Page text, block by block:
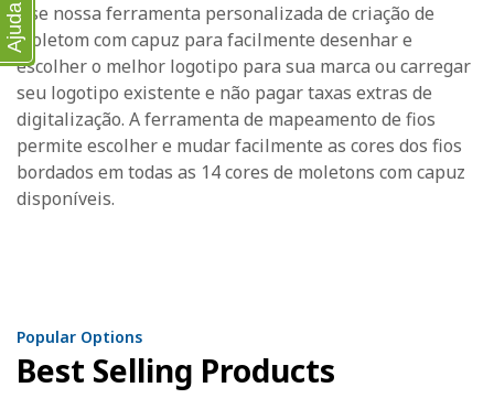
Use nossa ferramenta personalizada de criação de
moletom com capuz para facilmente desenhar e
escolher o melhor logotipo para sua marca ou carregar
seu logotipo existente e não pagar taxas extras de
digitalização. A ferramenta de mapeamento de fios
permite escolher e mudar facilmente as cores dos fios
bordados em todas as 14 cores de moletons com capuz
disponíveis.
Popular Options
Best Selling Products
Ajuda